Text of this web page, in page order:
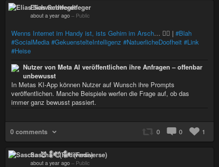
Elias Schwerdtfeger
about a year ago – Public
Wenns Internet im Handy ist, ists Gehirn im Arsch… 🤦‍♂️️ | #Blah
#SocialMedia #GekuenstelteIntelligenz #NatuerlicheDoofheit #Link
#Heise
Nutzer von Meta AI veröffentlichen ihre Anfragen – offenbar
unbewusst
In Metas KI-App können Nutzer auf Wunsch ihre Prompts
veröffentlichen. Manche Beispiele werfen die Frage auf, ob das
immer ganz bewusst passiert.
0 comments 0 0 1
Sascha 😈 𒀯 (Fediverse)
about a year ago – Public